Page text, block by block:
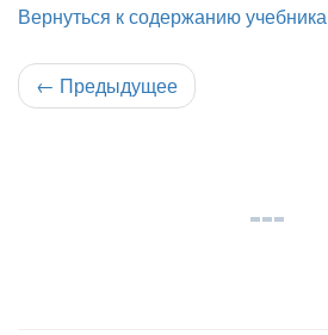
Вернуться к содержанию учебника
← Предыдущее